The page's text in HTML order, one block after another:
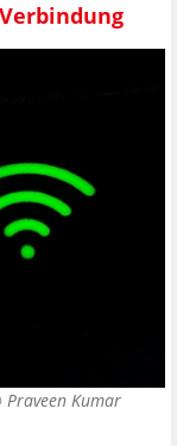
Praveen Kumar